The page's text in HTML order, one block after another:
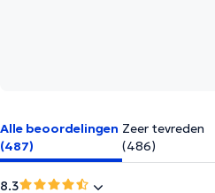
Alle beoordelingen
(487)
Zeer tevreden
(486)
8.3